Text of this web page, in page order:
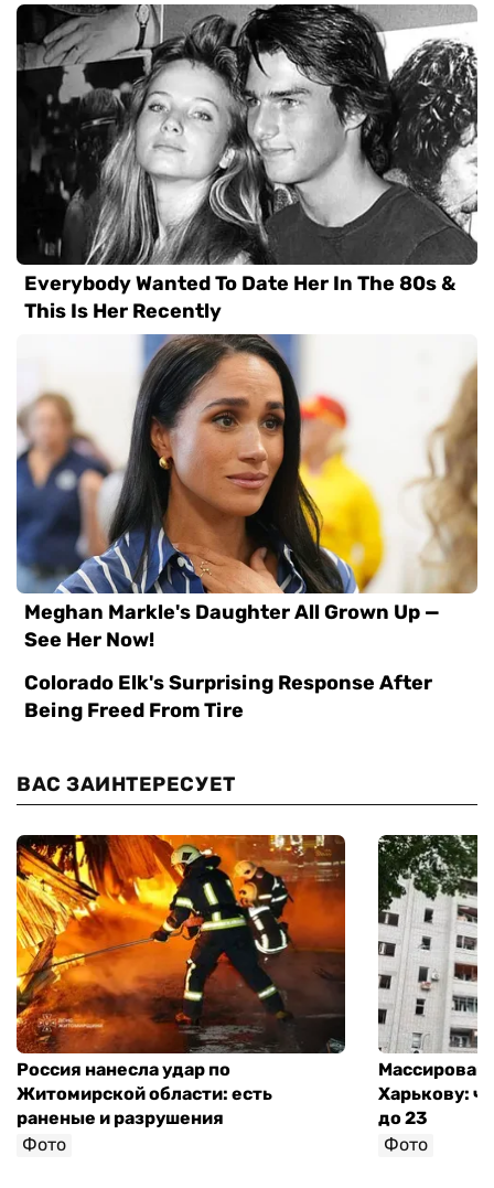
ВАС ЗАИНТЕРЕСУЕТ
Россия нанесла удар по
Житомирской области: есть
раненые и разрушения
Фото
Харькову:
до 23
Фото